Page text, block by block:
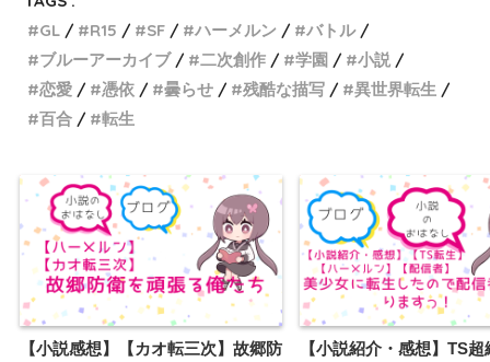
GL
R15 SF ハーメルン
バトル
ブルーアーカイブ
二次創作 学園
小説
恋愛
憑依 曇らせ 残酷な描写
異世界転生
百合
転生
【小説感想】【カオ転三次】故郷防
【小説紹介・感想】TS